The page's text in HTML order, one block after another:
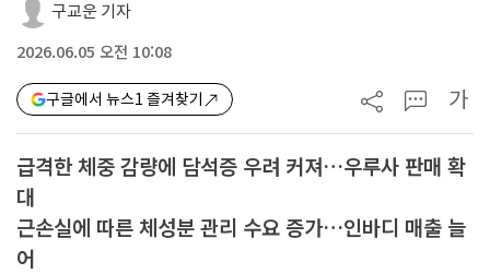
구교운 기자
2026.06.05 오전 10:08
구글에서 뉴스1 즐겨찾기 가
급격한 체중 감량에 담석증 우려 커져…우루사 판매 확
대
근손실에 따른 체성분 관리 수요 증가…인바디 매출 늘
어